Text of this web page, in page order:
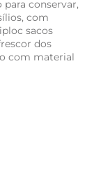
conservar,
com
sacos
dos
com material